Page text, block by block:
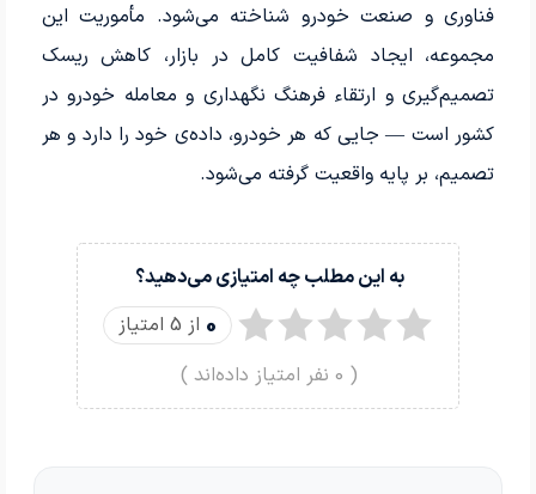
فناوری و صنعت خودرو شناخته می‌شود. مأموریت این
مجموعه، ایجاد شفافیت کامل در بازار، کاهش ریسک
تصمیم‌گیری و ارتقاء فرهنگ نگهداری و معامله خودرو در
کشور است — جایی که هر خودرو، داده‌ی خود را دارد و هر
تصمیم، بر پایه واقعیت گرفته می‌شود.
به این مطلب چه امتیازی می‌دهید؟
0 از 5 امتیاز
(
0 نفر امتیاز داده‌اند )